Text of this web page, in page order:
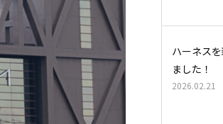
ハーネス
ました！
2026.02.21